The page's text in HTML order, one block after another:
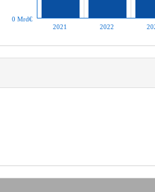
2021 2022
0 Mrd€